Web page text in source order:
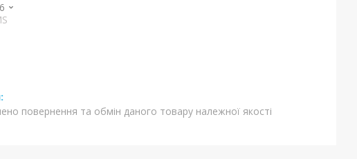
повернення та обмін даного товару належної якості